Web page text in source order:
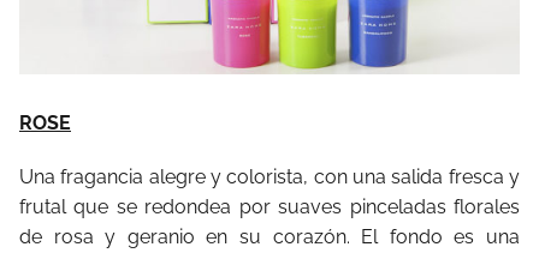
ROSE
Una fragancia alegre y colorista, con una salida fresca y
frutal que se redondea por suaves pinceladas florales
de rosa y geranio en su corazón. El fondo es una